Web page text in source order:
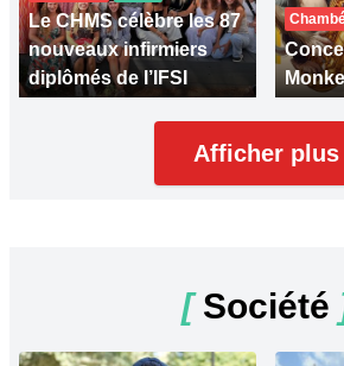
Le CHMS célèbre les 87
nouveaux infirmiers
diplômés de l’IFSI
Afficher plus
[Société